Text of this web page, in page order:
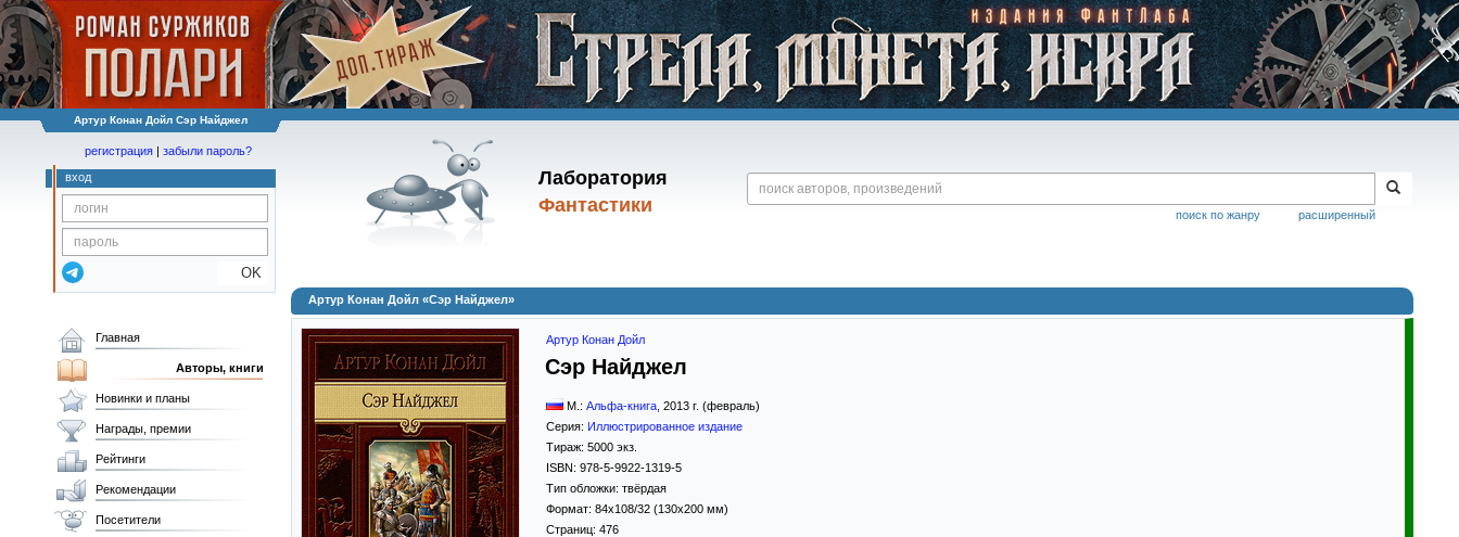
Артур Конан Дойл Сэр Найджел
Лаборатория
Фантастики
расширенный
поиск по жанру
регистрация | забыли пароль?
вход
OK
Артур Конан Дойл «Сэр Найджел»
Артур Конан Дойл
Сэр Найджел
М.: Альфа-книга 2013 г. (февраль)
Серия: Иллюстрированное издание
Тираж: 5000 экз.
ISBN: 978-5-9922-1319-5
Тип обложки: твёрдая
Формат: 84x108/32 (130x200 мм)
Страниц: 476
Главная
Авторы, книги
Новинки и планы
Награды, премии
Рейтинги
Рекомендации
Посетители